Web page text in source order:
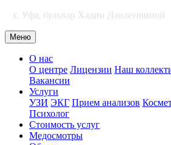
г. Уфа, бульвар Хадии Давлетшиной
Меню
О нас
О центре Лицензии Наш
Вакансии
Услуги
УЗИ ЭКГ Прием анализов
Психолог
Стоимость услуг
Медосмотры